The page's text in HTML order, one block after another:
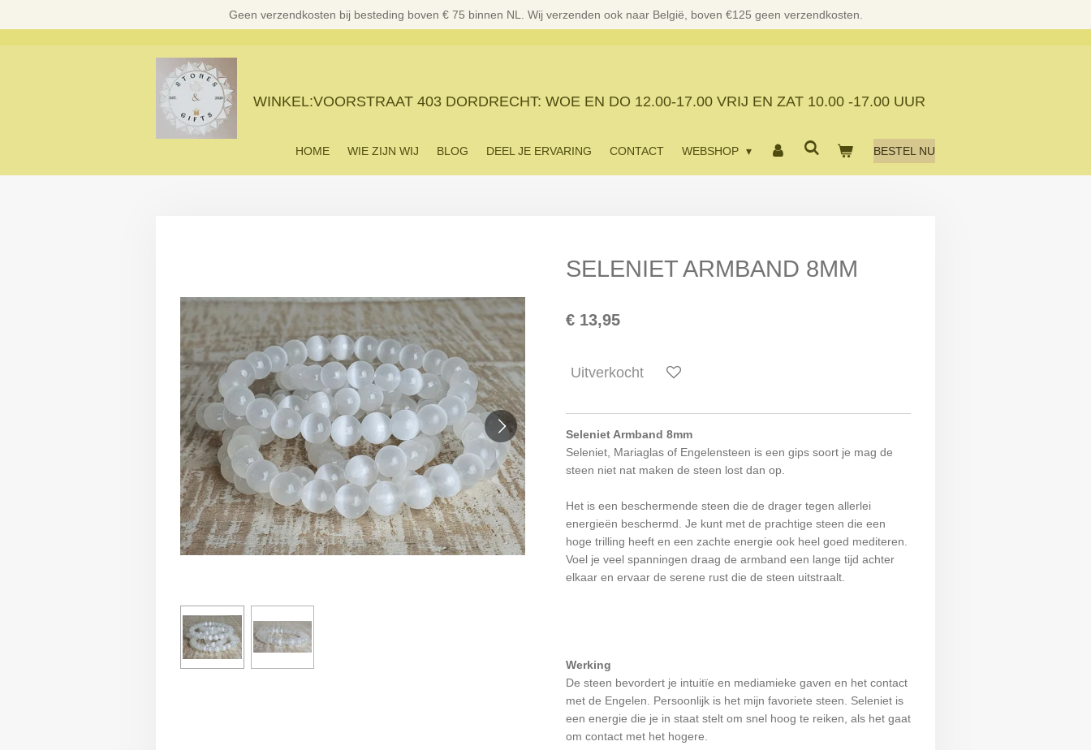
Geen verzendkosten bij besteding boven € 75 binnen NL. Wij verzenden ook naar België, boven €125 geen verzendkosten.
WINKEL:VOORSTRAAT 403 DORDRECHT: WOE EN DO 12.00-17.00 VRIJ EN ZAT 10.00 -17.00 UUR
HOME WIE ZIJN WIJ BLOG DEEL JE ERVARING CONTACT WEBSHOP BESTEL NU
SELENIET ARMBAND 8MM
€ 13,95
Uitverkocht
Seleniet Armband 8mm
Seleniet, Mariaglas of Engelensteen is een gips soort je mag de
steen niet nat maken de steen lost dan op.
Het is een beschermende steen die de drager tegen allerlei
energieën beschermd. Je kunt met de prachtige steen die een
hoge trilling heeft en een zachte energie ook heel goed mediteren.
Voel je veel spanningen draag de armband een lange tijd achter
elkaar en ervaar de serene rust die de steen uitstraalt.
Werking
De steen bevordert je intuitïe en mediamieke gaven en het contact
met de Engelen. Persoonlijk is het mijn favoriete steen. Seleniet is
een energie die je in staat stelt om snel hoog te reiken, als het gaat
om contact met het hogere.